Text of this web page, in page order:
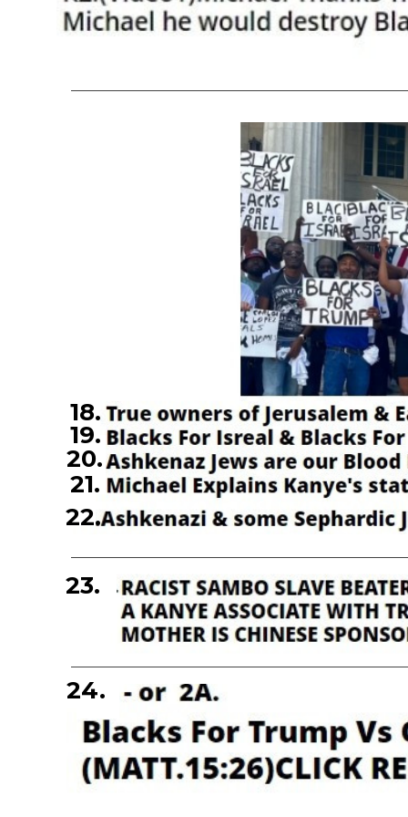
18.
19.
20.
21.
22.
23.
24.